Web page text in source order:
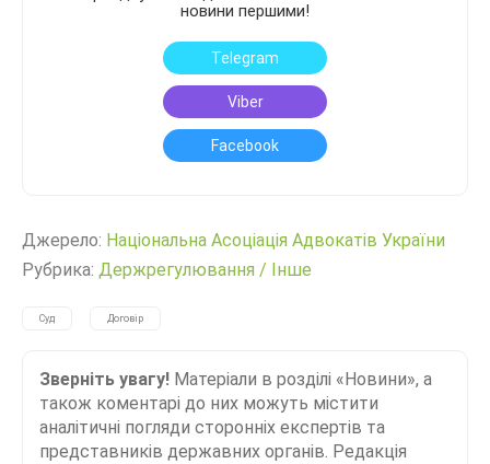
новини першими!
Telegram
Viber
Facebook
Джерело: Національна Асоціація Адвокатів України
Рубрика: Держрегулювання / Інше
Суд Договір
Зверніть увагу! Матеріали в розділі «Новини», а
також коментарі до них можуть містити
аналітичні погляди сторонніх експертів та
представників державних органів. Редакція